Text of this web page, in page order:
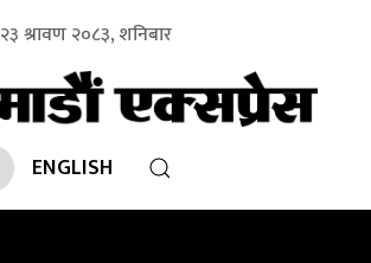
२३ श्रावण २०८३, शनिबार
ENGLISH